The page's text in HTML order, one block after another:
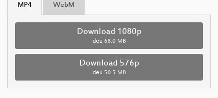
MP4 WebM
Download 1080p
deu 68.0 MB
Download 576p
deu 50.5 MB